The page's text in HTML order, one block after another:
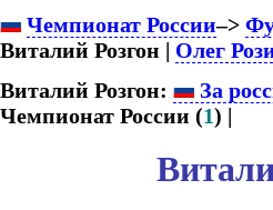
Чемпионат России–>
Виталий Розгон | Олег
Виталий Розгон:
За
Чемпионат России (1) |